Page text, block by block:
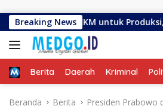
Breaking News
UMKM untuk Produksi, Bukan
HomeBerita Daerah Kriminal
Beranda Berita
Presiden Prabowo